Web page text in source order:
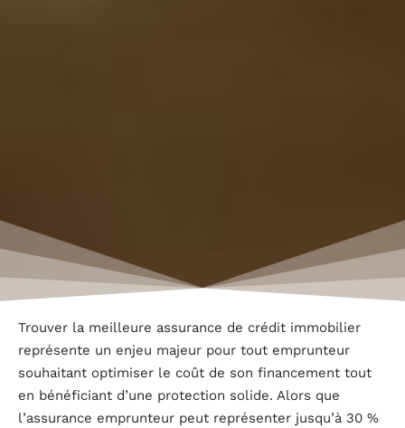
Trouver la meilleure assurance de crédit immobilier
représente un enjeu majeur pour tout emprunteur
souhaitant optimiser le coût de son financement tout
en bénéficiant d’une protection solide. Alors que
l’assurance emprunteur peut représenter jusqu’à 30 %